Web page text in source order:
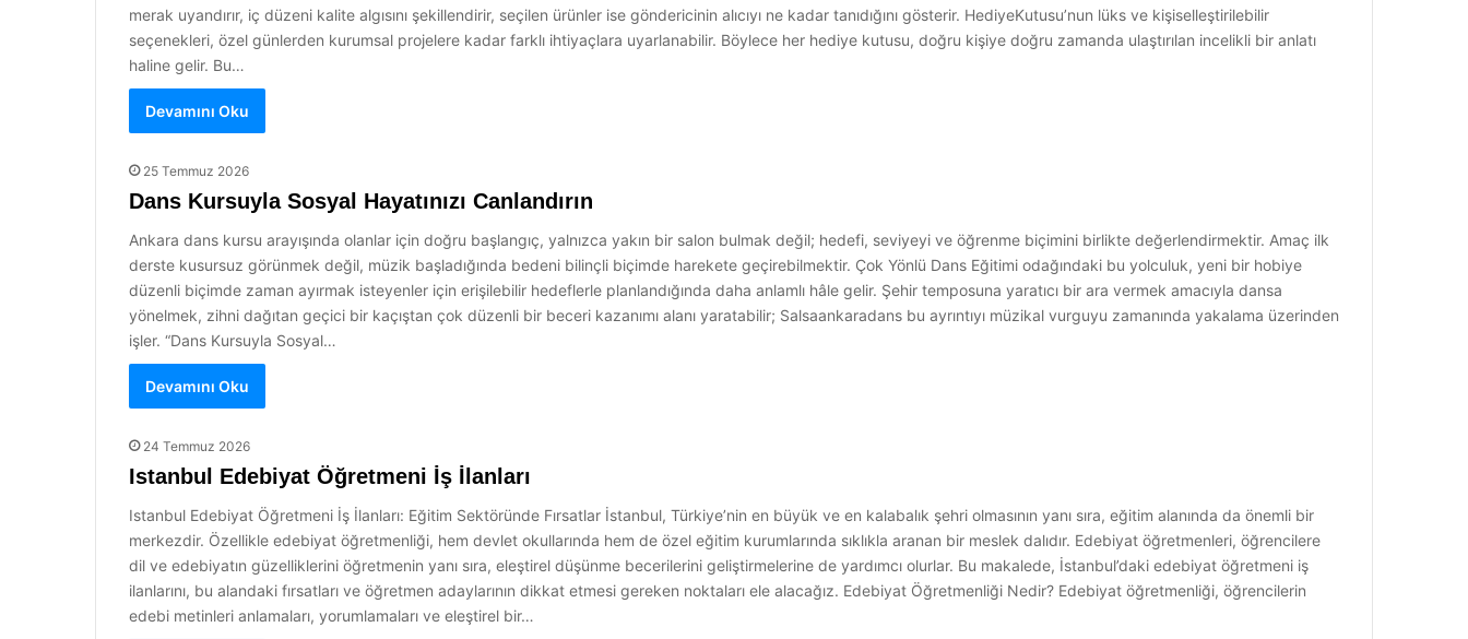
merak uyandırır, iç düzeni kalite algısını şekillendirir, seçilen ürünler ise göndericinin alıcıyı ne kadar tanıdığını gösterir. HediyeKutusu’nun lüks ve kişiselleştirilebilir
seçenekleri, özel günlerden kurumsal projelere kadar farklı ihtiyaçlara uyarlanabilir. Böylece her hediye kutusu, doğru kişiye doğru zamanda ulaştırılan incelikli bir anlatı
haline gelir. Bu…
Devamını Oku
25 Temmuz 2026
Dans Kursuyla Sosyal Hayatınızı Canlandırın
Ankara dans kursu arayışında olanlar için doğru başlangıç, yalnızca yakın bir salon bulmak değil; hedefi, seviyeyi ve öğrenme biçimini birlikte değerlendirmektir. Amaç ilk
derste kusursuz görünmek değil, müzik başladığında bedeni bilinçli biçimde harekete geçirebilmektir. Çok Yönlü Dans Eğitimi odağındaki bu yolculuk, yeni bir hobiye
düzenli biçimde zaman ayırmak isteyenler için erişilebilir hedeflerle planlandığında daha anlamlı hâle gelir. Şehir temposuna yaratıcı bir ara vermek amacıyla dansa
yönelmek, zihni dağıtan geçici bir kaçıştan çok düzenli bir beceri kazanımı alanı yaratabilir; Salsaankaradans bu ayrıntıyı müzikal vurguyu zamanında yakalama üzerinden
işler. “Dans Kursuyla Sosyal…
Devamını Oku
24 Temmuz 2026
Istanbul Edebiyat Öğretmeni İş İlanları
Istanbul Edebiyat Öğretmeni İş İlanları: Eğitim Sektöründe Fırsatlar İstanbul, Türkiye’nin en büyük ve en kalabalık şehri olmasının yanı sıra, eğitim alanında da önemli bir
merkezdir. Özellikle edebiyat öğretmenliği, hem devlet okullarında hem de özel eğitim kurumlarında sıklıkla aranan bir meslek dalıdır. Edebiyat öğretmenleri, öğrencilere
dil ve edebiyatın güzelliklerini öğretmenin yanı sıra, eleştirel düşünme becerilerini geliştirmelerine de yardımcı olurlar. Bu makalede, İstanbul’daki edebiyat öğretmeni iş
ilanlarını, bu alandaki fırsatları ve öğretmen adaylarının dikkat etmesi gereken noktaları ele alacağız. Edebiyat Öğretmenliği Nedir? Edebiyat öğretmenliği, öğrencilerin
edebi metinleri anlamaları, yorumlamaları ve eleştirel bir…